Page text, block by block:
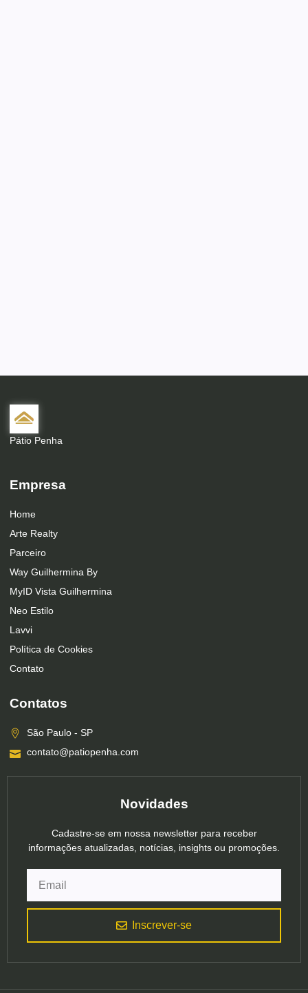
Pátio Penha
Empresa
Home
Arte Realty
Parceiro
Way Guilhermina By
MyID Vista Guilhermina
Neo Estilo
Lavvi
Política de Cookies
Contato
Contatos
São Paulo - SP
contato@patiopenha.com
Novidades
Cadastre-se em nossa newsletter para receber
informações atualizadas, notícias, insights ou promoções.
Inscrever-se